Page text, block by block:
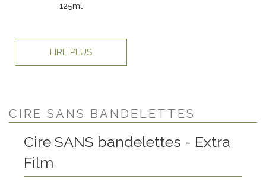
125ml
LIRE PLUS
CIRE SANS BANDELETTES
Cire SANS bandelettes - Extra
Film